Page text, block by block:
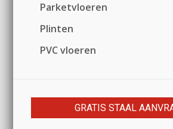
Parketvloeren
Plinten
PVC vloeren
GRATIS STAAL